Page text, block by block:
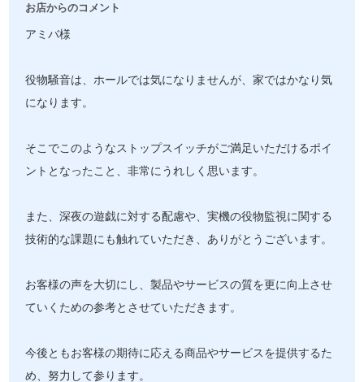
お店からのコメント
アミバ様
役物騒音は、ホールでは気になりませんが、家ではかなり気
になります。
そこでこのようなストップスイッチがご満足いただけるポイ
ントとなったこと、非常にうれしく思います。
また、深夜の遊戯に対する配慮や、実機の役物監視に関する
技術的な課題にも触れていただき、ありがとうございます。
お客様の声を大切にし、製品やサービスの質を更に向上させ
ていくための参考とさせていただきます。
今後ともお客様の期待に応える商品やサービスを提供するた
め、努力して参ります。